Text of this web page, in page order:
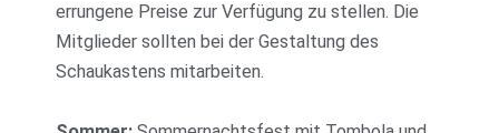
errungene Preise zur Verfügung zu stellen. Die
Mitglieder sollten bei der Gestaltung des
Schaukastens mitarbeiten.